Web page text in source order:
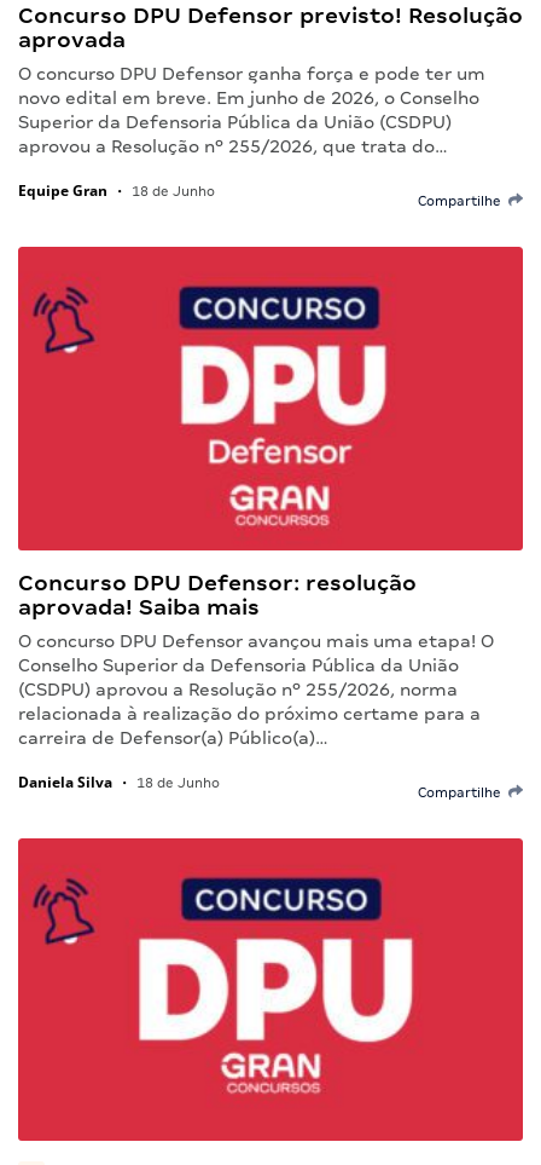
Concurso DPU Defensor previsto! Resolução
aprovada
O concurso DPU Defensor ganha força e pode ter um
novo edital em breve. Em junho de 2026, o Conselho
Superior da Defensoria Pública da União (CSDPU)
aprovou a Resolução nº 255/2026, que trata do…
Equipe Gran • 18 de Junho
Compartilhe
Concurso DPU Defensor: resolução
aprovada! Saiba mais
O concurso DPU Defensor avançou mais uma etapa! O
Conselho Superior da Defensoria Pública da União
(CSDPU) aprovou a Resolução nº 255/2026, norma
relacionada à realização do próximo certame para a
carreira de Defensor(a) Público(a)…
Daniela Silva • 18 de Junho
Compartilhe